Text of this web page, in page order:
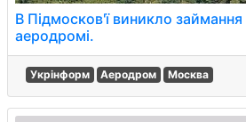
В Підмосков'ї виникло
аеродромі.
Укрінформ Аеродром Москва